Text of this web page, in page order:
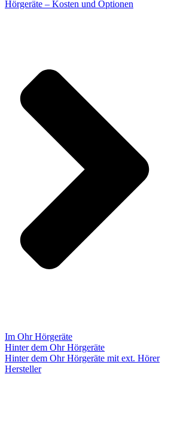
Hörgeräte – Kosten und Optionen
Im Ohr Hörgeräte
Hinter dem Ohr Hörgeräte
Hinter dem Ohr Hörgeräte mit ext. Hörer
Hersteller